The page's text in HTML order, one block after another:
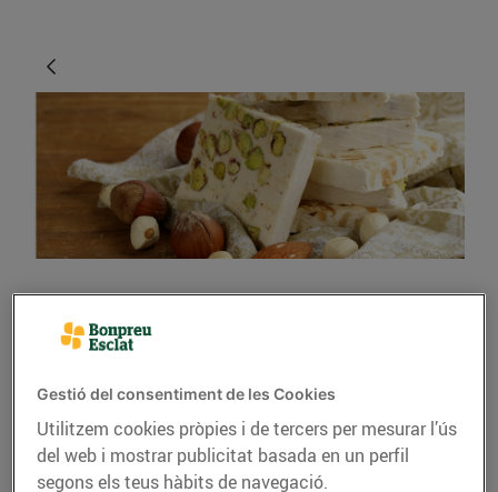
GASTRONOMIA I TRADICIONS
més lleugeres
13/de desembre/2018
Gestió del consentiment de les Cookies
Utilitzem cookies pròpies i de tercers per mesurar l’ús
del web i mostrar publicitat basada en un perfil
segons els teus hàbits de navegació.